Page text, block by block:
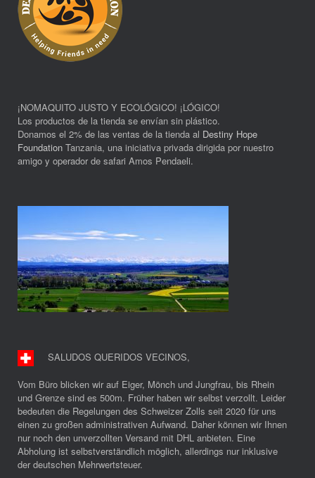
¡NOMAQUITO JUSTO Y ECOLÓGICO! ¡LÓGICO!
Los productos de la tienda se envían sin plástico.
Donamos el 2% de las ventas de la tienda al Destiny Hope
Foundation Tanzania, una iniciativa privada dirigida por nuestro
amigo y operador de safari Amos Pendaeli.
SALUDOS QUERIDOS VECINOS,
Vom Büro blicken wir auf Eiger, Mönch und Jungfrau, bis Rhein
und Grenze sind es 500m. Früher haben wir selbst verzollt. Leider
bedeuten die Regelungen des Schweizer Zolls seit 2020 für uns
einen zu großen administrativen Aufwand. Daher können wir Ihnen
nur noch den unverzollten Versand mit DHL anbieten. Eine
Abholung ist selbstverständlich möglich, allerdings nur inklusive
der deutschen Mehrwertsteuer.